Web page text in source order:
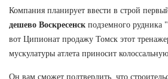
Компания планирует ввести в строй
дешево Воскресенск подземного
вот Ципионат продажу Томск этот
мускулатуры атлета приносит
Он вам сможет подтвердить, что